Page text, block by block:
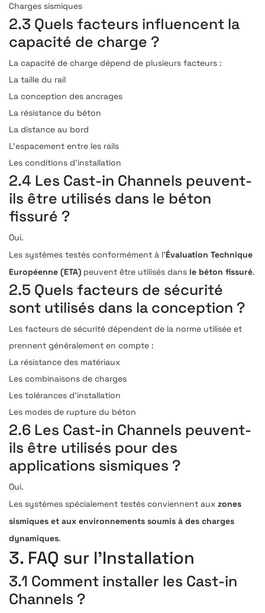
Charges sismiques
2.3 Quels facteurs influencent la
capacité de charge ?
La capacité de charge dépend de plusieurs facteurs :
La taille du rail
La conception des ancrages
La résistance du béton
La distance au bord
L’espacement entre les rails
Les conditions d’installation
2.4 Les Cast-in Channels peuvent-
ils être utilisés dans le béton
fissuré ?
Oui.
Les systèmes testés conformément à l’Évaluation Technique
Européenne (ETA) peuvent être utilisés dans le béton fissuré.
2.5 Quels facteurs de sécurité
sont utilisés dans la conception ?
Les facteurs de sécurité dépendent de la norme utilisée et
prennent généralement en compte :
La résistance des matériaux
Les combinaisons de charges
Les tolérances d’installation
Les modes de rupture du béton
2.6 Les Cast-in Channels peuvent-
ils être utilisés pour des
applications sismiques ?
Oui.
Les systèmes spécialement testés conviennent aux zones
sismiques et aux environnements soumis à des charges
dynamiques.
3. FAQ sur l’Installation
3.1 Comment installer les Cast-in
Channels ?